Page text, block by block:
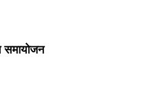
समायोजन